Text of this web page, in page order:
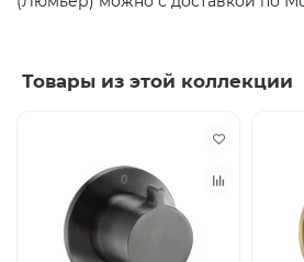
Товары из этой коллекции